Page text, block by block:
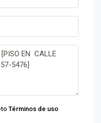
Términos de uso